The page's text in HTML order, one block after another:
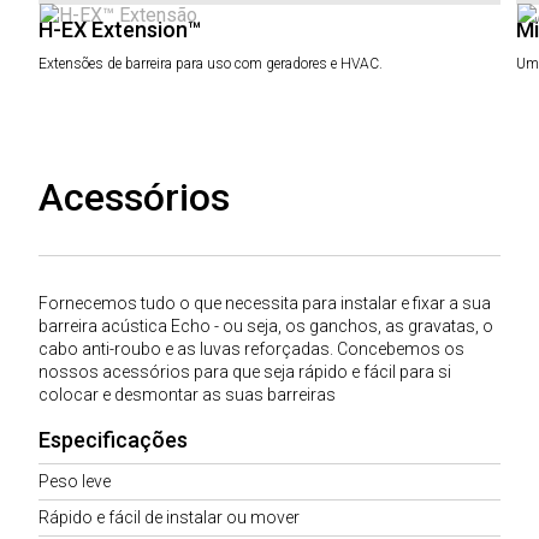
H-EX Extension™
Extensões de barreira para uso com geradores e HVAC.
Acessórios
Fornecemos tudo o que necessita para instalar e fixar a sua
barreira acústica Echo - ou seja, os ganchos, as gravatas, o
cabo anti-roubo e as luvas reforçadas. Concebemos os
nossos acessórios para que seja rápido e fácil para si
colocar e desmontar as suas barreiras
Especificações
Peso leve
Rápido e fácil de instalar ou mover